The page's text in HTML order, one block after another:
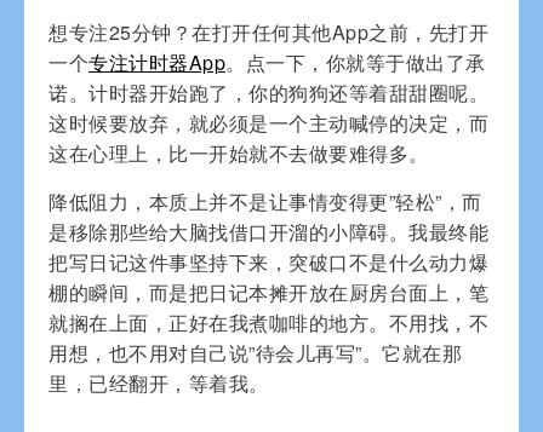
想专注25分钟？在打开任何其他App之前，先打开
一个专注计时器App。点一下，你就等于做出了承
诺。计时器开始跑了，你的狗狗还等着甜甜圈呢。
这时候要放弃，就必须是一个主动喊停的决定，而
这在心理上，比一开始就不去做要难得多。
降低阻力，本质上并不是让事情变得更”轻松”，而
是移除那些给大脑找借口开溜的小障碍。我最终能
把写日记这件事坚持下来，突破口不是什么动力爆
棚的瞬间，而是把日记本摊开放在厨房台面上，笔
就搁在上面，正好在我煮咖啡的地方。不用找，不
用想，也不用对自己说”待会儿再写”。它就在那
里，已经翻开，等着我。